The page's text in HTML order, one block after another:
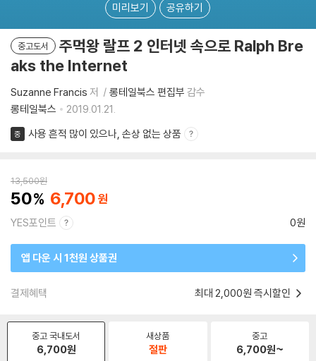
미리보기 공유하기
중고도서
주먹왕 랄프 2 인터넷 속으로 Ralph Bre
aks the Internet
Suzanne Francis 저 롱테일북스 편집부 감수
롱테일북스
2019.01.21.
중 사용 흔적 많이 있으나, 손상 없는 상품
13,500원
50 6,700
YES포인트 0원
앱 다운 시 1천원 상품권
결제혜택 최대 2,000원 즉시할인
중고 국내도서
6,700원
새상품
절판
중고
6,700원~